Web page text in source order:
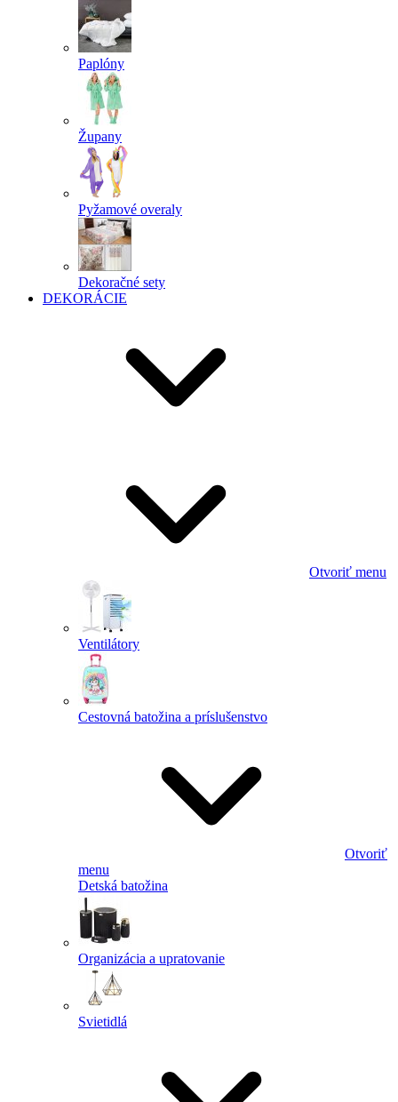
Paplóny
Župany
Pyžamové overaly
Dekoračné sety
DEKORÁCIE
Otvoriť menu
Ventilátory
Cestovná batožina a príslušenstvo
Otvoriť
menu
Detská batožina
Organizácia a upratovanie
Svietidlá